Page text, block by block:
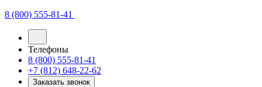
8 (800) 555-81-41
Телефоны
8 (800) 555-81-41
+7 (812) 648-22-62
Заказать звонок